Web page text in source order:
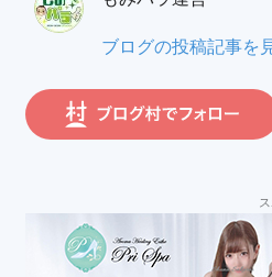
も
パ
ラ
ブログの投稿記事を